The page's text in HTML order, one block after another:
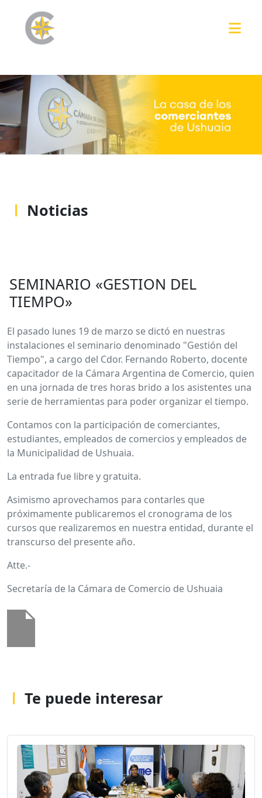
Noticias
SEMINARIO «GESTION DEL
TIEMPO»
El pasado lunes 19 de marzo se dictó en nuestras
instalaciones el seminario denominado "Gestión del
Tiempo", a cargo del Cdor. Fernando Roberto, docente
capacitador de la Cámara Argentina de Comercio, quien
en una jornada de tres horas brido a los asistentes una
serie de herramientas para poder organizar el tiempo.
Contamos con la participación de comerciantes,
estudiantes, empleados de comercios y empleados de
la Municipalidad de Ushuaia.
La entrada fue libre y gratuita.
Asimismo aprovechamos para contarles que
próximamente publicaremos el cronograma de los
cursos que realizaremos en nuestra entidad, durante el
transcurso del presente año.
Atte.-
Secretaría de la Cámara de Comercio de Ushuaia
Te puede interesar